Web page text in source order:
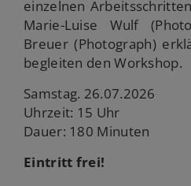
einzelnen
Marie-Luise Wulf
Breuer (Photograph)
begleiten den Workshop.
Samstag. 26.07.2026
Uhrzeit: 15 Uhr
Dauer: 180 Minuten
Eintritt frei!